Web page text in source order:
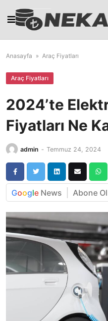
content
Anasayfa » Araç Fiyatları
Araç Fiyatları
2024’te
Fiyatları Ne
admin - Temmuz 24, 2024
Google News Abone Ol